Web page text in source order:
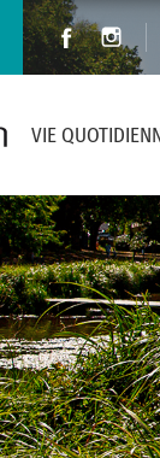
VIE